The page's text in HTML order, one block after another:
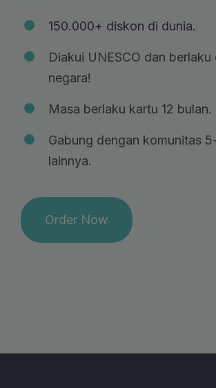
150.000+ diskon di dunia.
Diakui UNESCO dan berlaku
negara!
Masa berlaku kartu 12 bulan.
Gabung dengan komunitas
lainnya.
Order Now